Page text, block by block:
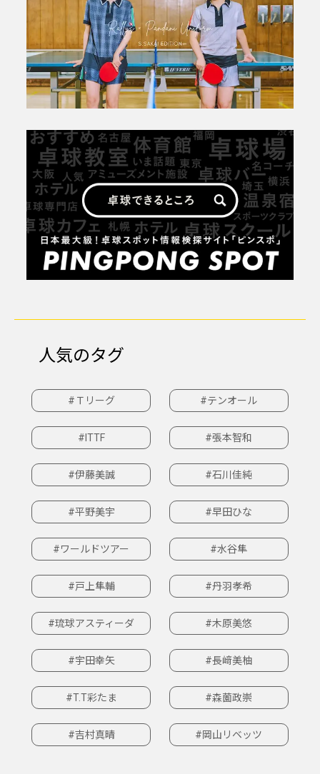
人気のタグ
#Ｔリーグ #テンオール
#ITTF #張本智和
#伊藤美誠 #石川佳純
#平野美宇 #早田ひな
#ワールドツアー #水谷隼
#戸上隼輔 #丹羽孝希
#琉球アスティーダ #木原美悠
#宇田幸矢 #長﨑美柚
#T.T彩たま #森薗政崇
#吉村真晴 #岡山リベッツ